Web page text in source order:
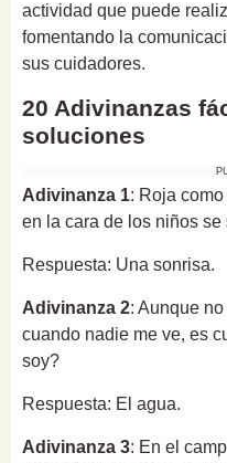
actividad que puede
fomentando la
sus cuidadores.
20 Adivinanzas
soluciones
Adivinanza 1: Roja
en la cara de los niños
Respuesta: Una sonrisa.
Adivinanza 2: Aunque
cuando nadie me ve, es
soy?
Respuesta: El agua.
Adivinanza 3: En el